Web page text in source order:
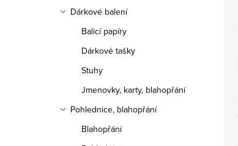
Dárkové balení
Balicí papíry
Dárkové tašky
Stuhy
Jmenovky, karty, blahopřání
Pohlednice, blahopřání
Blahopřání